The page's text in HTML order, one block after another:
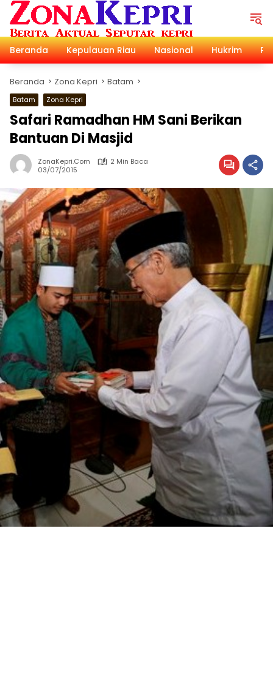
Langsung
konten
Beranda
Kepulauan Riau Nasional Hukrim
Beranda Zona Kepri Batam
Batam Zona Kepri
Safari Ramadhan HM Sani Berikan
Bantuan Di Masjid
ZonaKepri.com
2 Min Baca
03/07/2015